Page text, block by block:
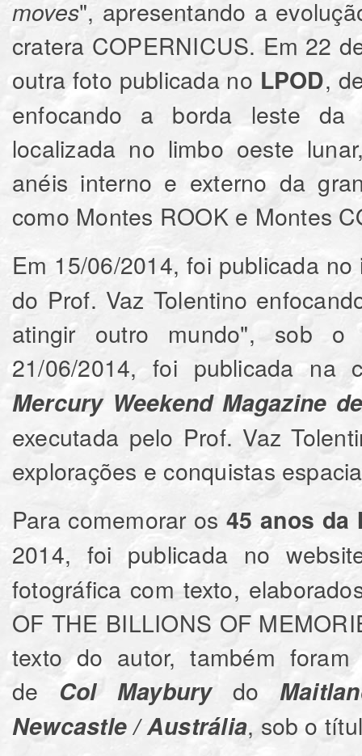
moves", apresentando a
cratera COPERNICUS. Em 22
outra foto publicada no LPOD,
enfocando a borda leste da
localizada no limbo oeste
anéis interno e externo da
como Montes ROOK e Montes
Em 15/06/2014, foi publicada
do Prof. Vaz Tolentino
atingir outro mundo", sob o
21/06/2014, foi publicada
Mercury Weekend Magazine
executada pelo Prof. Vaz
explorações e conquistas
Para comemorar os45 anos da
2014, foi publicada no
fotográfica com texto,
OF THE BILLIONS OF
texto do autor, também
de Col Mayburydo
Newcastle / Austrália, sob o